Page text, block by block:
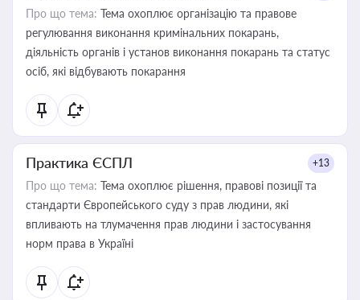
Про що тема: Тема охоплює організацію та правове
регулювання виконання кримінальних покарань,
діяльність органів і установ виконання покарань та статус
осіб, які відбувають покарання
Практика ЄСПЛ +13
Про що тема: Тема охоплює рішення, правові позиції та
стандарти Європейського суду з прав людини, які
впливають на тлумачення прав людини і застосування
норм права в Україні